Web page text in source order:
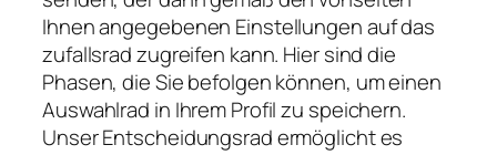
Ihnen angegebenen Einstellungen auf das
zufallsrad zugreifen kann. Hier sind die
Phasen, die Sie befolgen können, um einen
Auswahlrad in Ihrem Profil zu speichern.
Unser Entscheidungsrad ermöglicht es